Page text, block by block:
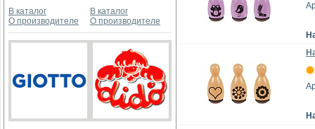
В каталог
О производителе
В каталог
О производителе